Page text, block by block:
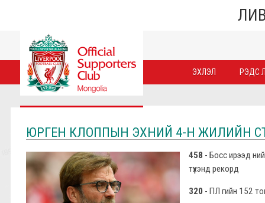
ЭХЛЭЛ РЭДС
ЮРГЕН КЛОППЫН ЭХНИЙ 4-Н ЖИЛИЙН
458 - Босс ирээд
түүхэнд рекорд
320 - ПЛ гийн 152